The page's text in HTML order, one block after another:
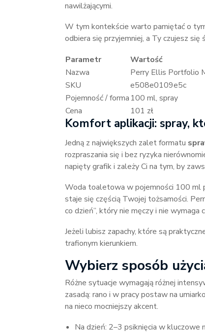
nawilżającymi.
W tym kontekście warto pamiętać o
odbiera się przyjemniej, a Ty czujesz się
Parametr
Wartość
Nazwa
Perry Ellis Portfolio
SKU
e508e0109e5c
Pojemność / forma 100 ml, spray
Cena
101 zł
Komfort aplikacji: spray,
Jedną z największych zalet formatu
rozpraszania się i bez ryzyka
napięty grafik i zależy Ci na tym, by
Woda toaletowa w pojemności 100 ml
staje się częścią Twojej tożsamości.
co dzień”, który nie męczy i nie wymaga
Jeżeli lubisz zapachy, które są
trafionym kierunkiem.
Wybierz sposób
Różne sytuacje wymagają różnej
zasadą: rano i w pracy postaw na
na nieco mocniejszy akcent.
Na dzień: 2–3 psiknięcia w kluczowe